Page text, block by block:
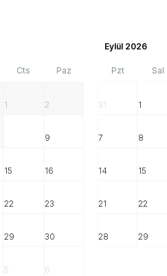
Cts Paz
1 2
9
15 16
22 23
29 30
5 6
Eylül 2026
Pzt Sal
31 1
7 8
14 15
21 22
28 29